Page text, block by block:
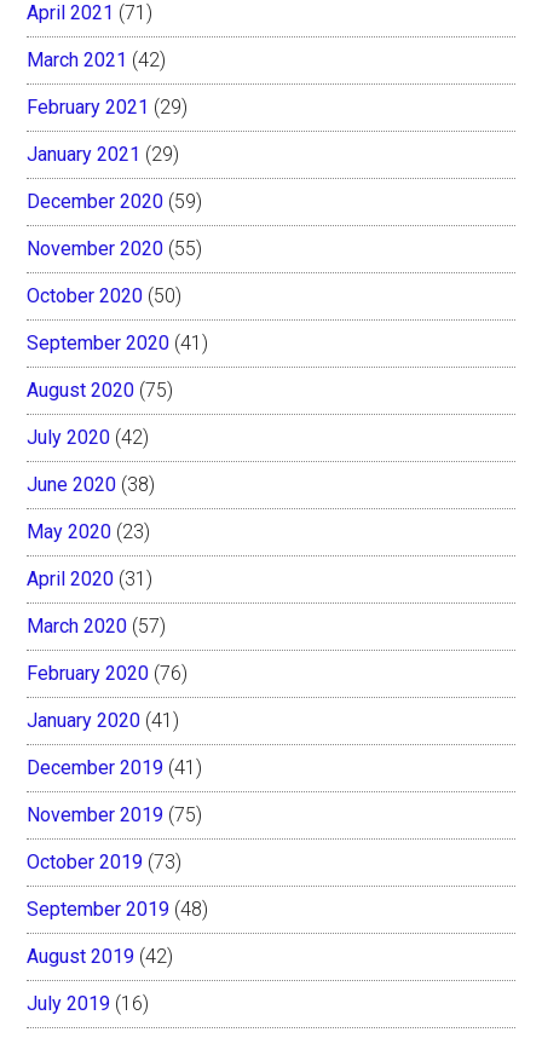
April 2021 (71)
March 2021 (42)
February 2021 (29)
January 2021 (29)
December 2020 (59)
November 2020 (55)
October 2020 (50)
September 2020 (41)
August 2020 (75)
July 2020 (42)
June 2020 (38)
May 2020 (23)
April 2020 (31)
March 2020 (57)
February 2020 (76)
January 2020 (41)
December 2019 (41)
November 2019 (75)
October 2019 (73)
September 2019 (48)
August 2019 (42)
July 2019 (16)